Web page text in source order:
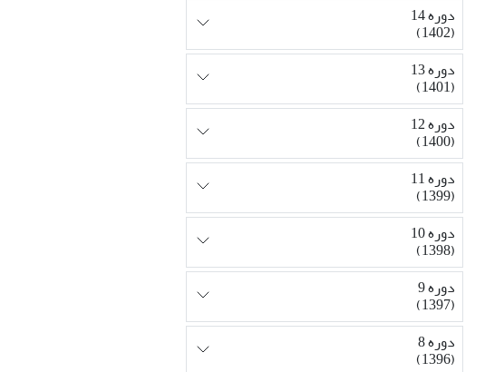
دوره 14
(1402)
دوره 13
(1401)
دوره 12
(1400)
دوره 11
(1399)
دوره 10
(1398)
دوره 9
(1397)
دوره 8
(1396)